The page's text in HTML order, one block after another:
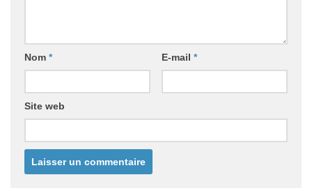
Nom * E-mail *
Site web